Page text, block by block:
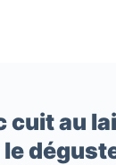
cuit au